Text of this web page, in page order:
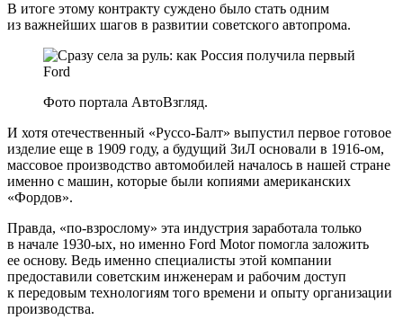
В итоге этому контракту суждено было стать одним
из важнейших шагов в развитии советского автопрома.
Фото портала АвтоВзгляд.
И хотя отечественный «Руссо-Балт» выпустил первое готовое
изделие еще в 1909 году, а будущий ЗиЛ основали в 1916-ом,
массовое производство автомобилей началось в нашей стране
именно с машин, которые были копиями американских
«Фордов».
Правда, «по-взрослому» эта индустрия заработала только
в начале 1930-ых, но именно Ford Motor помогла заложить
ее основу. Ведь именно специалисты этой компании
предоставили советским инженерам и рабочим доступ
к передовым технологиям того времени и опыту организации
производства.